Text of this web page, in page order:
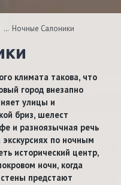
… Ночные Салоники
климата такова, что
город внезапно
улицы и
бриз, шелест
и разноязычная речь
по ночным
исторический центр,
ночи, когда
предстают